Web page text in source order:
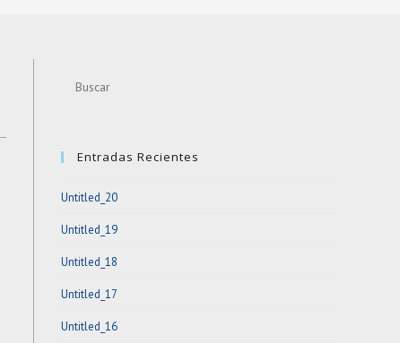
Entradas Recientes
Untitled_20
Untitled_19
Untitled_18
Untitled_17
Untitled_16